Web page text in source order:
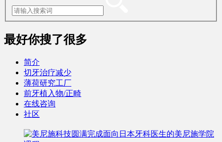
最好你搜了很多
简介
切牙治疗减少
薄荷研究工厂
前牙植入物/正畸
在线咨询
社区